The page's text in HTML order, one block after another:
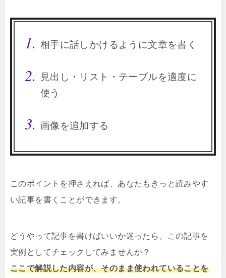
相手に話しかけるように文章を書く
見出し・リスト・テーブルを適度に
使う
画像を追加する
このポイントを押さえれば、あなたもきっと読みやす
い記事を書くことができます。
どうやって記事を書けばいいか迷ったら、この記事を
実例としてチェックしてみませんか？
ここで解説した内容が、そのまま使われていることを